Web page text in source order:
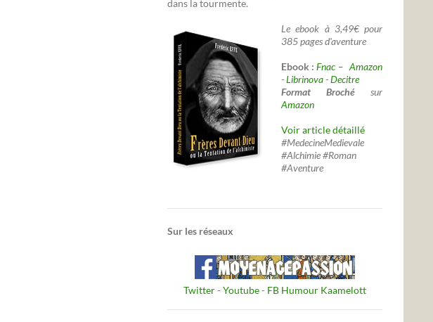
dans la tourmente.
Le ebook à 3,49€ pour
385 pages d'aventure
Ebook :Fnac – Amazon
-Librinova-Decitre
Format Broché sur
Amazon
Voir article détaillé
#MedecineMedievale
#Alchimie #Roman
#Aventure
Sur les réseaux
Twitter- Youtube- FB Humour Kaamelott